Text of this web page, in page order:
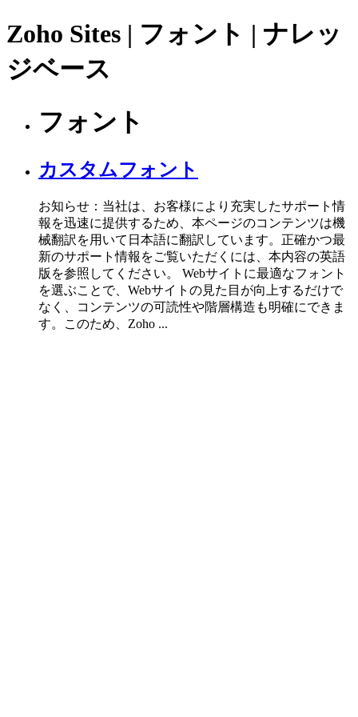
Zoho Sites | フォント | ナレッ
ジベース
フォント
カスタムフォント
お知らせ：当社は、お客様により充実したサポート情
報を迅速に提供するため、本ページのコンテンツは機
械翻訳を用いて日本語に翻訳しています。正確かつ最
新のサポート情報をご覧いただくには、本内容の英語
版を参照してください。 Webサイトに最適なフォント
を選ぶことで、Webサイトの見た目が向上するだけで
なく、コンテンツの可読性や階層構造も明確にできま
す。このため、Zoho ...